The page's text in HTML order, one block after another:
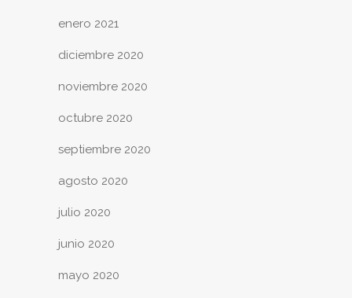
enero 2021
diciembre 2020
noviembre 2020
octubre 2020
septiembre 2020
agosto 2020
julio 2020
junio 2020
mayo 2020